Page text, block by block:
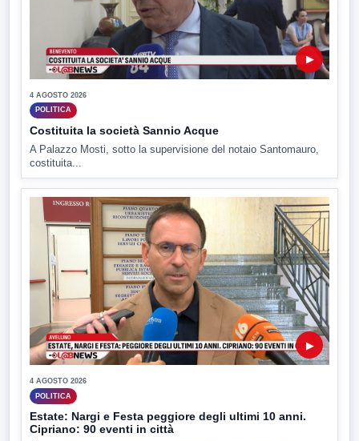
▶
4 AGOSTO 2026
POLITICA
Costituita la società Sannio Acque
A Palazzo Mosti, sotto la supervisione del notaio Santomauro,
costituita...
▶
4 AGOSTO 2026
POLITICA
Estate: Nargi e Festa peggiore degli ultimi 10 anni.
Cipriano: 90 eventi in città